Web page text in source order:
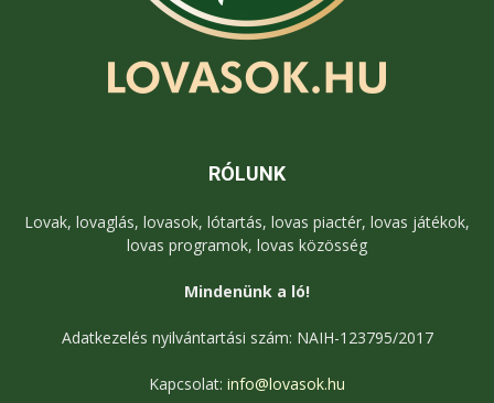
RÓLUNK
Lovak, lovaglás, lovasok, lótartás, lovas piactér, lovas játékok,
lovas programok, lovas közösség
Mindenünk a ló!
Adatkezelés nyilvántartási szám: NAIH-123795/2017
Kapcsolat: info@lovasok.hu